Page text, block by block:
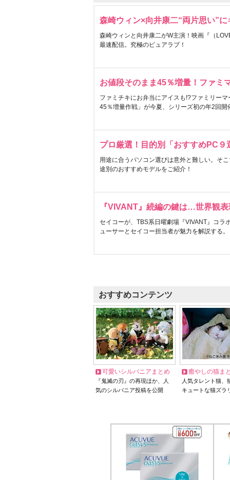
森崎ウィン×向井康二“両片思い”
森崎ウィンと向井康二がW主演！映画『（
最速配信。究極のピュアラブ！
お値段そのまま45％増量！ファミ
ファミチキにお弁当にアイスも!?ファミリー
45％増量作戦」が今夏、シリーズ初の年2回開
プロ厳選！目的別「おすすめPC９
用途に合うパソコン選びは意外と難しい。そ
途別のおすすめモデルをご紹介！
『VIVANT』続編の鍵は…世界観
セイコーが、TBS系日曜劇場『VIVANT』コラ
ューサーとセイコー担当者が魅力を解説する。
おすすめコンテンツ
可愛いシルバニアまとめ
『鬼滅の刃』の再現ほか、人
気のシルバニア投稿を公開
癒やしの猫ま
人気タレント猫
キュートな猫ズラ